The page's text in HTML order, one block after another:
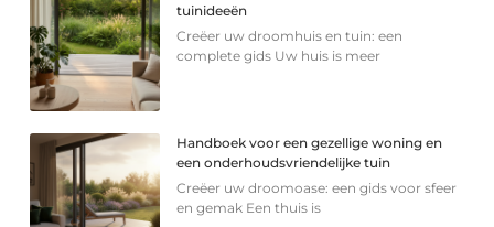
tuinideeën
Creëer uw droomhuis en tuin: een
complete gids Uw huis is meer
Handboek voor een gezellige woning en
een onderhoudsvriendelijke tuin
Creëer uw droomoase: een gids voor sfeer
en gemak Een thuis is